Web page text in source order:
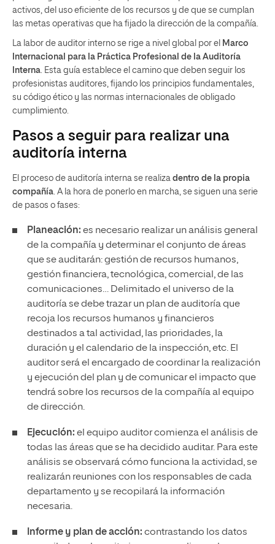
activos, del uso eficiente de los recursos y de que se cumplan
las metas operativas que ha fijado la dirección de la compañía.
La labor de auditor interno se rige a nivel global por el Marco
Internacional para la Práctica Profesional de la Auditoría
Interna . Esta guía establece el camino que deben seguir los
profesionistas auditores, fijando los principios fundamentales,
su código ético y las normas internacionales de obligado
cumplimiento.
Pasos a seguir para realizar una
auditoría interna
El proceso de auditoría interna se realiza dentro de la propia
compañía . A la hora de ponerlo en marcha, se siguen una serie
de pasos o fases:
Planeación: es necesario realizar un análisis general
de la compañía y determinar el conjunto de áreas
que se auditarán: gestión de recursos humanos,
gestión financiera, tecnológica, comercial, de las
comunicaciones… Delimitado el universo de la
auditoría se debe trazar un plan de auditoría que
recoja los recursos humanos y financieros
destinados a tal actividad, las prioridades, la
duración y el calendario de la inspección, etc. El
auditor será el encargado de coordinar la realización
y ejecución del plan y de comunicar el impacto que
tendrá sobre los recursos de la compañía al equipo
de dirección.
Ejecución: el equipo auditor comienza el análisis de
todas las áreas que se ha decidido auditar. Para este
análisis se observará cómo funciona la actividad, se
realizarán reuniones con los responsables de cada
departamento y se recopilará la información
necesaria.
Informe y plan de acción: contrastando los datos